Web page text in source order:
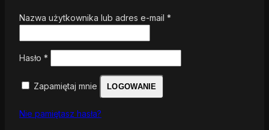
Nazwa użytkownika lub adres e-mail *
Hasło *
Zapamiętaj mnie LOGOWANIE
Nie pamiętasz hasła?